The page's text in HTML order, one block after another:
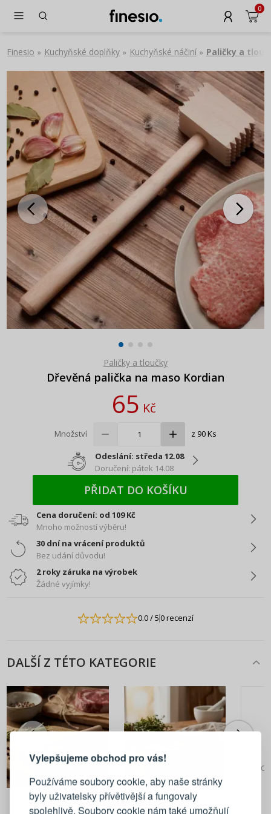
Vylepšujeme obchod pro vás!
Používáme soubory cookie, aby naše stránky
byly uživatelsky přívětivější a fungovaly
spolehlivě. Soubory cookie nám také umožňují
0
Finesio » Kuchyňské doplňky » Kuchyňské náčiní » Paličky a
Paličky a tloučky
Dřevěná palička na maso Kordian
65Kč
Množství z 90 Ks
Odeslání: středa 12.08
Doručení: pátek 14.08
PŘIDAT DO KOŠÍKU
Cena doručení: od 109 Kč
Mnoho možností výběru!
30 dní na vrácení produktů
Bez udání důvodu!
2 roky záruka na výrobek
Žádné vyjímky!
0.0/ 50 recenzí
DALŠÍ Z TÉTO KATEGORIE
81 Kč
Kulatá dřevěná palička na
64 Kč
Čtvercová dřevěná palička na
PŘIHLÁŠENÍ REGISTRACE
Přihlaste se ke svému účtu
Emailová adresa